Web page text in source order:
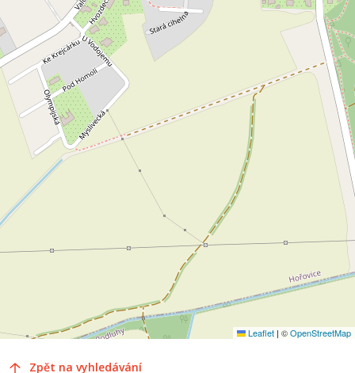
Leaflet | ©OpenStreetMap
Zpět na vyhledávání